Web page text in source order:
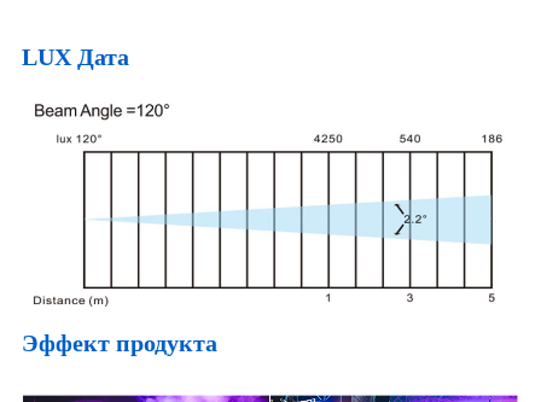
LUX Дата
Эффект продукта